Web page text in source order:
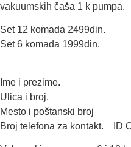
vakuumskih čaša 1 k pumpa.
Set 12 komada 2499din.
Set 6 komada 1999din.
Ime i prezime.
Ulica i broj.
Mesto i poštanski broj
Broj telefona za kontakt. ID